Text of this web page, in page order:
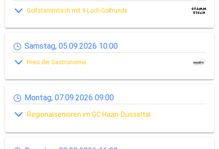
Golfstammtisch mit 9-Loch-Golfrunde
Samstag, 05.09.2026 10:00
Preis der Gastronomie
Montag, 07.09.2026 09:00
Regionalsenioren im GC Haan-Düsseltal